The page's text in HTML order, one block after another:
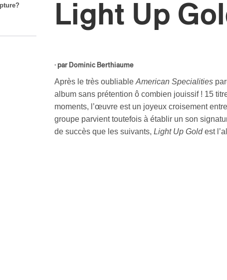
Light Up
· par Dominic Berthiaume
Après le très oubliable American Specialities
album sans prétention ô combien jouissif ! 15
moments, l’œuvre est un joyeux croisement
groupe parvient toutefois à établir un son
de succès que les suivants, Light Up Goldest